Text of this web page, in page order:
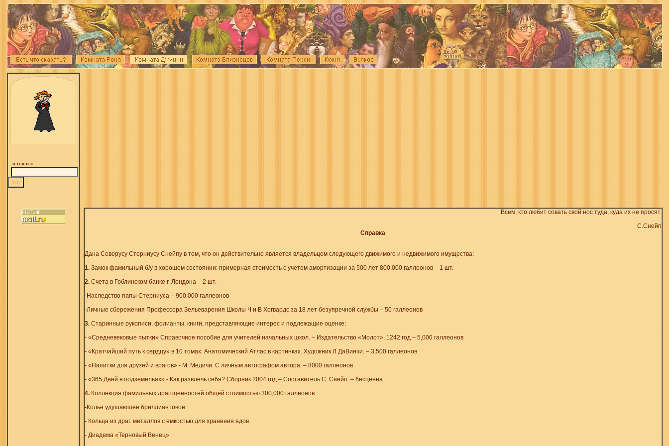
п о и с к :
Всем, кто любит совать свой нос туда, куда их не просят.
С.Снейп
Справка
Дана Северусу Стерниусу Снейпу в том, что он действительно является владельцем следующего движимого и недвижимого имущества:
1.Замок фамильный б/у в хорошем состоянии: примерная стоимость с учетом амортизации за 500 лет 800,000 галлеонов – 1 шт.
2.Счета в Гоблинском банке г. Лондона – 2 шт.
-Наследство папы Стерниуса – 900,000 галлеонов
-Личные сбережения Профессора Зельеварения Школы Ч и В Хогвардс за 18 лет безупречной службы – 50 галлеонов
3.Старинные рукописи, фолианты, книги, представляющие интерес и подлежащие оценке:
- «Средневековые пытки» Справочное пособие для учителей начальных школ. – Издательство «Молот», 1242 год – 5,000 галлеонов
- «Кратчайший путь к сердцу» в 10 томах. Анатомический Атлас в картинках. Художник Л.ДаВинчи. – 3,500 галлеонов
- «Напитки для друзей и врагов» - М. Медичи. С личным автографом автора. – 8000 галлеонов
- «365 Дней в подземельях» - Как развлечь себя? Сборник 2004 год – Составитель С. Снейп. – бесценна.
4.Коллекция фамильных драгоценностей общей стоимостью 300,000 галлеонов:
-Колье удушающее бриллиантовое
- Кольца из драг. металлов с емкостью для хранения ядов
- Диадема «Терновый Венец»